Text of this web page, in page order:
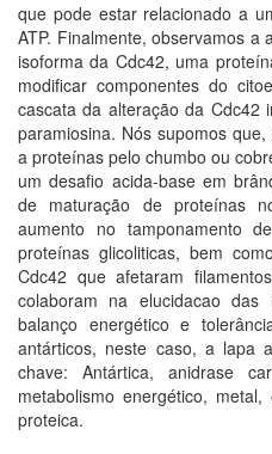
que pode estar relacionado a
ATP. Finalmente, observamos
isoforma da Cdc42, uma
modificar componentes do
cascata da alteração da Cdc42
paramiosina. Nós supomos
a proteínas pelo chumbo ou
um desafio acida-base em
de maturação de proteínas
aumento no tamponamento
proteínas glicoliticas, bem
Cdc42 que afetaram
colaboram na elucidacao das
balanço energético e
antárticos, neste caso, a lapa
chave: Antártica, anidrase
metabolismo energético,
proteica.